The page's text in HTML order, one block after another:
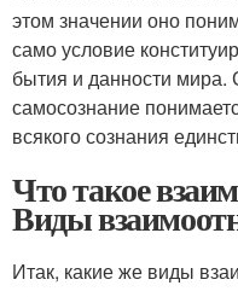
этом значении оно
само условие
бытия и данности мира.
самосознание
всякого сознания
Что такое
Виды
Итак, какие же виды